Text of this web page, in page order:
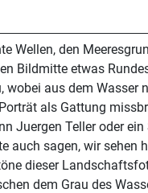
Wellen, den
Bildmitte etwas
wobei aus dem Wasser
als Gattung
Juergen Teller oder
auch sagen, wir sehen
dieser
dem Grau des